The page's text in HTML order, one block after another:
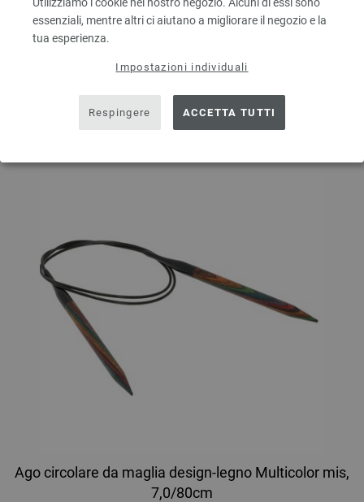
essenziali, mentre altri ci aiutano a migliorare il negozio e la
tua esperienza.
Impostazioni individuali
Respingere ACCETTA TUTTI
Aggiungere alla lista dei desideri
Ago circolare da maglia design-legno Multicolor mis,
7,0/80cm